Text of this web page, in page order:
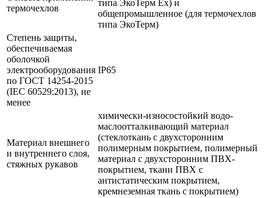
термочехлов
типа ЭкоТерм Ех) и
общепромышленное (для термочехлов
типа ЭкоТерм)
Степень защиты,
обеспечиваемая
оболочкой
электрооборудования
по ГОСТ 14254-2015
(IEC 60529:2013), не
менее
IP65
Материал внешнего
и внутреннего слоя,
стяжных рукавов
химически-износостойкий водо-
маслоотталкивающий материал
(стеклоткань с двухсторонним
полимерным покрытием, полимерный
материал с двухсторонним ПВХ-
покрытием, ткани ПВХ с
антистатическим покрытием,
кремнеземная ткань с покрытием)